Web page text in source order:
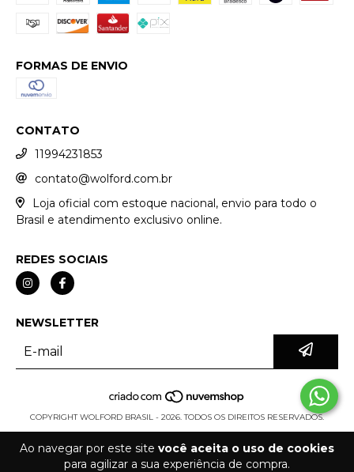
Ao navegar por este site você aceita o uso de cookies
para agilizar a sua experiência de compra.
FORMAS DE ENVIO
CONTATO
11994231853
contato@wolford.com.br
Loja oficial com estoque nacional, envio para todo o
Brasil e atendimento exclusivo online.
REDES SOCIAIS
NEWSLETTER
COPYRIGHT WOLFORD BRASIL - 2026. TODOS OS DIREITOS RESERVADOS.